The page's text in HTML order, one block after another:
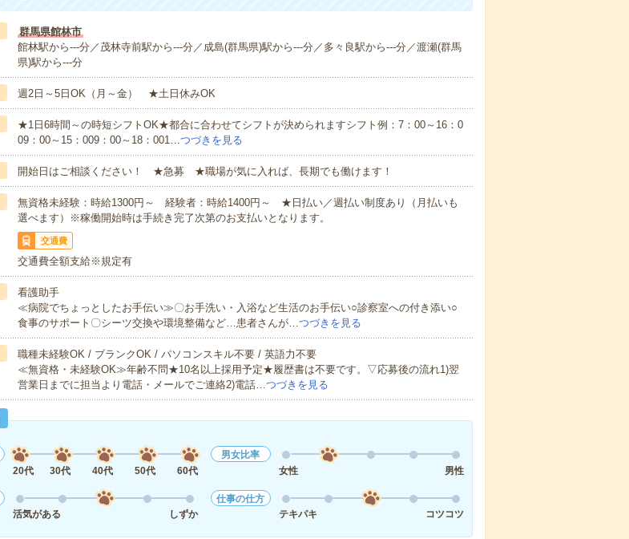
群馬県館林市
館林駅から---分／茂林寺前駅から---分／成島(群馬県)駅から---分／多々良駅から---分／渡瀬(群馬
県)駅から---分
週2日～5日OK（月～金） ★土日休みOK
★1日6時間～の時短シフトOK★都合に合わせてシフトが決められますシフト例：7：00～16：0
09：00～15：009：00～18：001…つづきを見る
開始日はご相談ください！ ★急募 ★職場が気に入れば、長期でも働けます！
無資格未経験：時給1300円～ 経験者：時給1400円～ ★日払い／週払い制度あり（月払いも
選べます）※稼働開始時は手続き完了次第のお支払いとなります。
交通費
交通費全額支給※規定有
看護助手
≪病院でちょっとしたお手伝い≫〇お手洗い・入浴など生活のお手伝い○診察室への付き添い○
食事のサポート〇シーツ交換や環境整備など…患者さんが…つづきを見る
職種未経験OK / ブランクOK / パソコンスキル不要 / 英語力不要
≪無資格・未経験OK≫年齢不問★10名以上採用予定★履歴書は不要です。▽応募後の流れ1)翌
営業日までに担当より電話・メールでご連絡2)電話…つづきを見る
20代
30代 40代 50代 60代
男女比率
女性
男性
活気がある
しずか
仕事の仕方
テキパキ
コツコツ